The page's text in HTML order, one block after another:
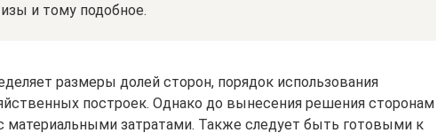
и тому подобное.
размеры долей сторон, порядок использования
построек. Однако до вынесения решения сторонам
материальными затратами. Также следует быть готовыми к